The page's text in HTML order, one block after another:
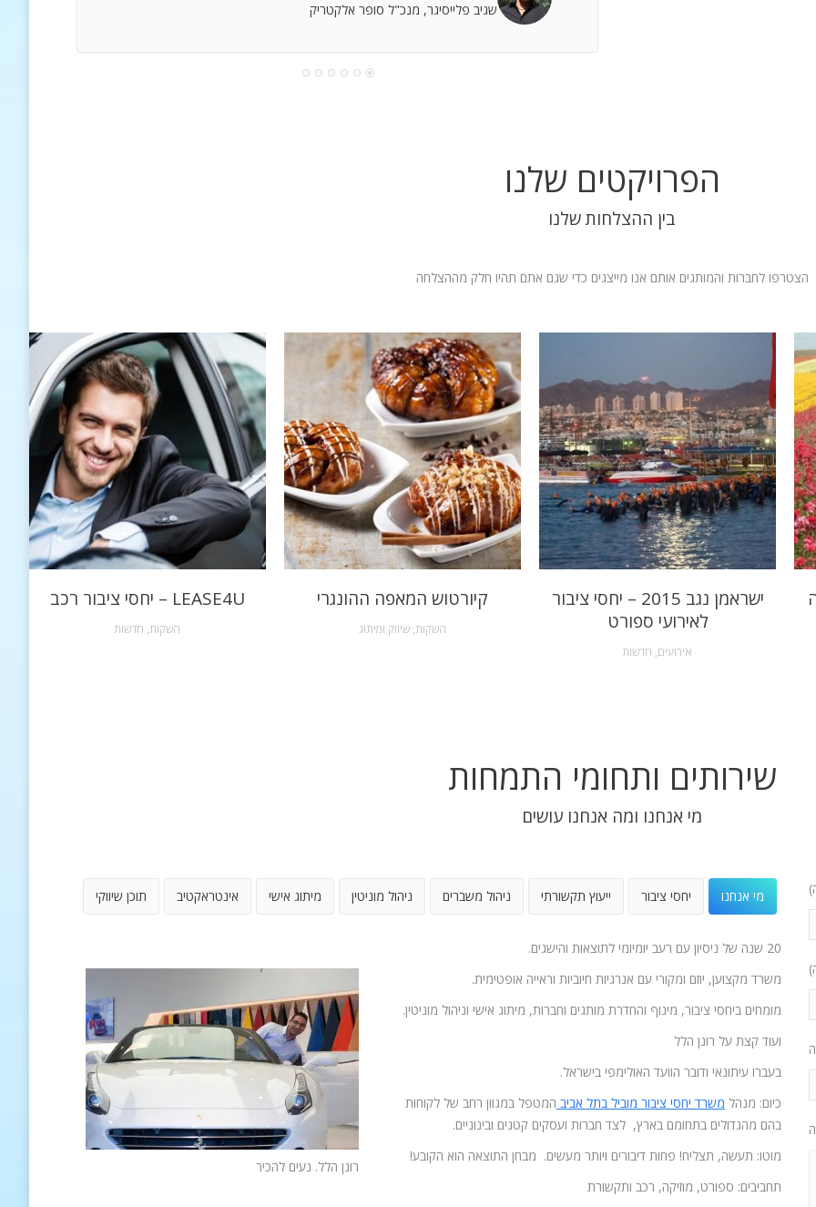
שגיב פלייסיגר, מנכ"ל סופר אלקטריק
הפרויקטים שלנו
בין ההצלחות שלנו
הצטרפו לחברות והמותגים אותם אנו מייצגים כדי שגם אתם תהיו חלק מההצלחה
LEASE4U – יחסי ציבור רכב
השקות, חדשות
קיורטוש המאפה ההונגרי
השקות,שיווק ומיתוג
ישראמן נגב 2015 – יחסי ציבור
לאירועי ספורט
אירועים, חדשות
שירותים ותחומי התמחות
מי אנחנו ומה אנחנו עושים
מי אנחנו יחסי ציבור ייעוץ תקשורתי ניהול משברים ניהול מוניטין מיתוג אישי אינטראקטיב תוכן שיווקי
20 שנה של ניסיון עם רעב יומיומי לתוצאות והישגים.
רונן הלל. נעים להכיר
משרד מקצוען, יוזם ומקורי עם אנרגיות חיוביות וראייה אופטימית.
מומחים ביחסי ציבור, מינוף והחדרת מותגים וחברות, מיתוג אישי וניהול מוניטין.
ועוד קצת על רונן הלל
בעברו עיתונאי ודובר הוועד האולימפי בישראל.
כיום: מנהל משרד יחסי ציבור מוביל בתל אביב המטפל במגוון רחב של לקוחות
בהם מהגדולים בתחומם בארץ, לצד חברות ועסקים קטנים ובינוניים.
מוטו: תעשה, תצליח! פחות דיבורים ויותר מעשים. מבחן התוצאה הוא הקובע!
תחביבים: ספורט, מוזיקה, רכב ותקשורת